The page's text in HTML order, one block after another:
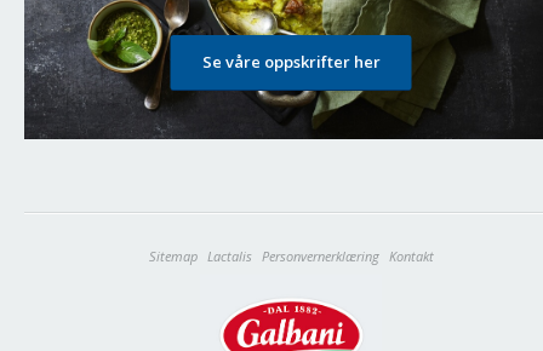
Se våre oppskrifter her
Sitemap Lactalis Personvernerklæring Kontakt